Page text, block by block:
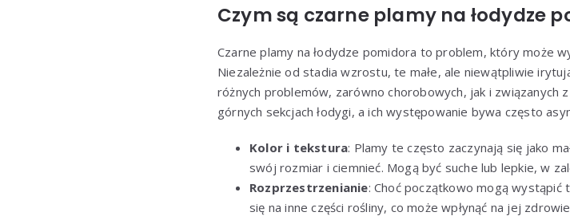
Czym są czarne plamy na łodydze
Czarne plamy na łodydze pomidora to problem, który może
Niezależnie od stadia wzrostu, te małe, ale niewątpliwie
różnych problemów, zarówno chorobowych, jak i związanych
górnych sekcjach łodygi, a ich występowanie bywa często
Kolor i tekstura: Plamy te często zaczynają się jako
swój rozmiar i ciemnieć. Mogą być suche lub lepkie, w
Rozprzestrzenianie: Choć początkowo mogą
się na inne części rośliny, co może wpłynąć na jej